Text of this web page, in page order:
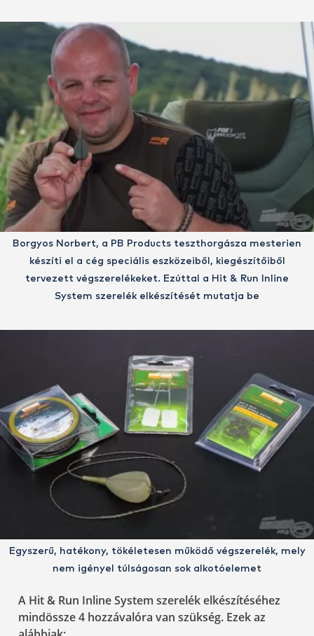
Borgyos Norbert, a PB Products teszthorgásza mesterien
készíti el a cég speciális eszközeiből, kiegészítőiből
tervezett végszerelékeket. Ezúttal a Hit & Run Inline
System szerelék elkészítését mutatja be
Egyszerű, hatékony, tökéletesen működő végszerelék, mely
nem igényel túlságosan sok alkotóelemet
A Hit & Run Inline System szerelék elkészítéséhez
mindössze 4 hozzávalóra van szükség. Ezek az